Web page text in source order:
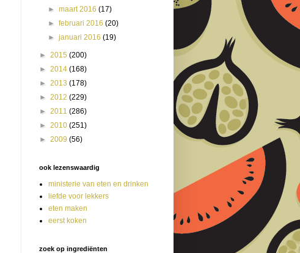
►maart 2016(17)
►februari 2016(20)
►januari 2016(19)
► 2015 (200)
► 2014 (168)
► 2013 (178)
► 2012 (229)
► 2011 (286)
► 2010 (251)
► 2009 (56)
ook lezenswaardig
ministerie van eten en drinken
liefde voor lekkers
eten maken
eerst koken
zoek op ingrediënten